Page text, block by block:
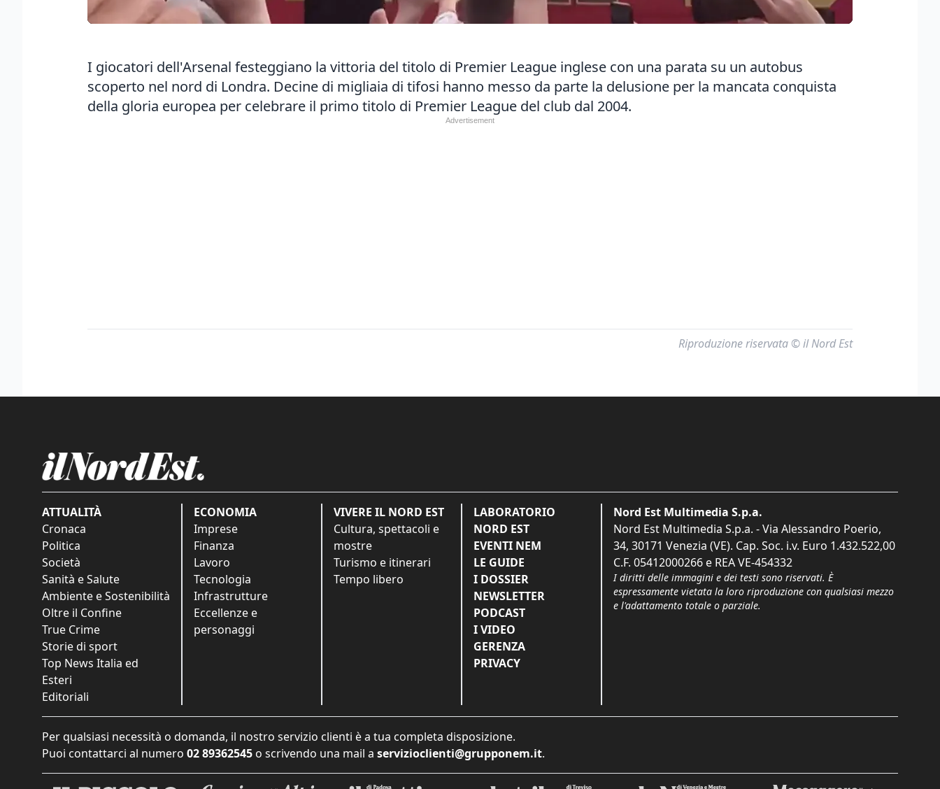
I giocatori dell'Arsenal festeggiano la vittoria del titolo di Premier League inglese con una parata su un autobus
scoperto nel nord di Londra. Decine di migliaia di tifosi hanno messo da parte la delusione per la mancata conquista
della gloria europea per celebrare il primo titolo di Premier League del club dal 2004.
Riproduzione riservata © il Nord Est
ATTUALITÀ
Cronaca
Politica
Società
Sanità e Salute
Ambiente e Sostenibilità
Oltre il Confine
True Crime
Storie di sport
Top News Italia ed
Esteri
Editoriali
ECONOMIA
Imprese
Finanza
Lavoro
Tecnologia
Infrastrutture
Eccellenze e
personaggi
VIVERE IL NORD EST
Cultura, spettacoli e
mostre
Turismo e itinerari
Tempo libero
LABORATORIO
NORD EST
EVENTI NEM
LE GUIDE
I DOSSIER
NEWSLETTER
PODCAST
I VIDEO
GERENZA
PRIVACY
Nord Est Multimedia S.p.a.
Nord Est Multimedia S.p.a. - Via Alessandro Poerio,
34, 30171 Venezia (VE). Cap. Soc. i.v. Euro 1.432.522,00
C.F. 05412000266 e REA VE-454332
I diritti delle immagini e dei testi sono riservati. È
espressamente vietata la loro riproduzione con qualsiasi mezzo
e l'adattamento totale o parziale.
Per qualsiasi necessità o domanda, il nostro servizio clienti è a tua completa disposizione.
Puoi contattarci al numero 02 89362545 o scrivendo una mail a servizioclienti@grupponem.it.